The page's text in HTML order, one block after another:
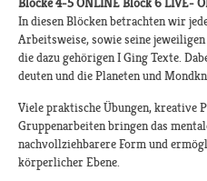
Blöcke 4-5 ONLINE Block 6 LIVE-
In diesen Blöcken betrachten wir
Arbeitsweise, sowie seine
die dazu gehörigen I Ging Texte.
deuten und die Planeten und
Viele praktische Übungen, kreative
Gruppenarbeiten bringen das
nachvollziehbarere Form und
körperlicher Ebene.